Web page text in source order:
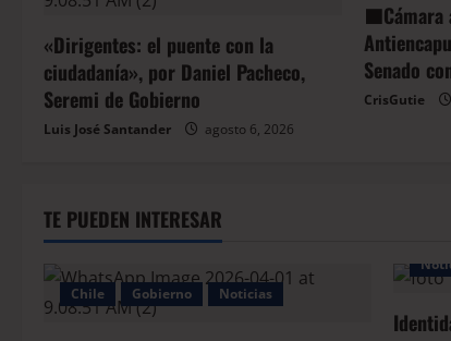
«Dirigentes: el puente con la
ciudadanía», por Daniel Pacheco,
Seremi de Gobierno
Luis José Santander agosto 6, 2026
Senado
CrisGutie
TE PUEDEN INTERESAR
Chile Gobierno Noticias